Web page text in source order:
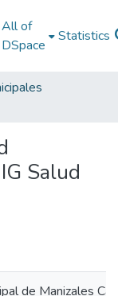
All of
DSpace
Statistics
Salud
de Manizales